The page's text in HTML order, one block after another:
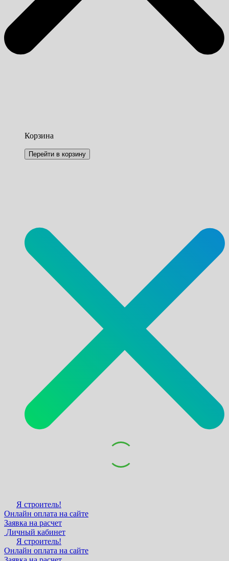
Корзина
Перейти в корзину
Я строитель!
Онлайн оплата на сайте
Заявка на расчет
Личный кабинет
Я строитель!
Онлайн оплата на сайте